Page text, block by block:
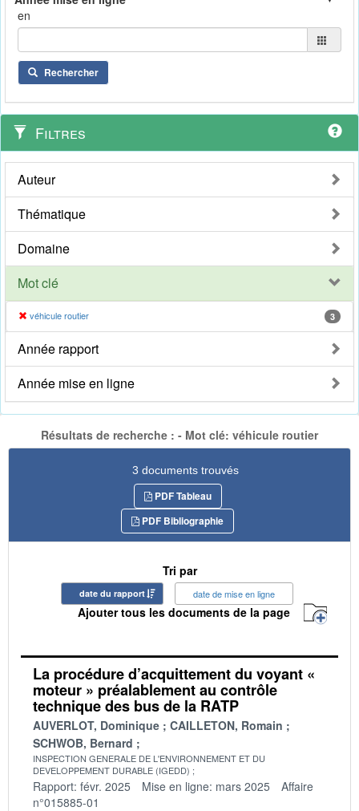
en
Rechercher
Filtres
Auteur
Thématique
Domaine
Mot clé
véhicule routier 3
Année rapport
Année mise en ligne
Résultats de recherche : - Mot clé: véhicule routier
3 documents trouvés
PDF Tableau
PDF Bibliographie
Tri par
date du rapport date de mise en ligne
Ajouter tous les documents de la page
La procédure d’acquittement du voyant «
moteur » préalablement au contrôle
technique des bus de la RATP
AUVERLOT, Dominique
CAILLETON, Romain
SCHWOB, Bernard
INSPECTION GENERALE DE L'ENVIRONNEMENT ET DU
DEVELOPPEMENT DURABLE (IGEDD)
Rapport: févr. 2025 Mise en ligne: mars 2025
Affaire
n°015885-01